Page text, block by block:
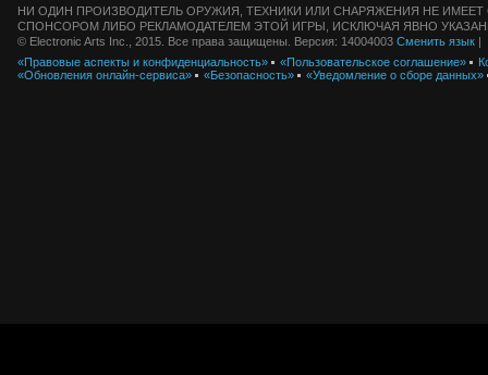
НИ ОДИН ПРОИЗВОДИТЕЛЬ ОРУЖИЯ, ТЕХНИКИ ИЛИ СНАРЯЖЕНИЯ НЕ
СПОНСОРОМ ЛИБО РЕКЛАМОДАТЕЛЕМ ЭТОЙ ИГРЫ, ИСКЛЮЧАЯ ЯВНО
© Electronic Arts Inc., 2015. Все права защищены. Версия: 14004003 Сменить язык |
«Правовые аспекты и конфиденциальность»
«Пользовательское соглашение»
«Обновления онлайн-сервиса»
«Безопасность» «Уведомление о сборе данных»